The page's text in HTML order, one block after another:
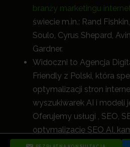
branży marketingu
świecie m.in.: Rand
Soulo, Cyrus Shepard,
Gardner.
Widoczni to Agencja
Friendly z Polski, która
optymalizacji stron
wyszukiwarek AI i modeli
Oferujemy usługi , SEO,
optymalizację SEO AI,
Google Ads, Meta Ads,